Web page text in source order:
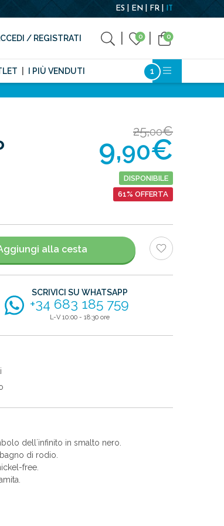
ES EN FR IT
/ REGISTRATI 0 0
I PIÙ VENDUTI
25,00€
9,90€
DISPONIBILE
61% OFFERTA
alla cesta
SCRIVICI SU WHATSAPP
+34 683 185 759
L-V 10:00 - 18:30 ore
dell´infinito in smalto nero.
di rodio.
free.